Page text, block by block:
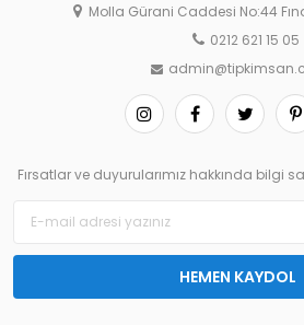
Molla Gürani Caddesi No:44
0212 621 15 05
Fırsatlar ve duyurularımız hakkında bilgi
HEMEN KAYDOL